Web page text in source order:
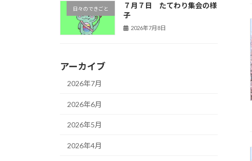
日々のできごと
７月７日 たてわり集会の様
子
2026年7月8日
アーカイブ
2026年7月
2026年6月
2026年5月
2026年4月